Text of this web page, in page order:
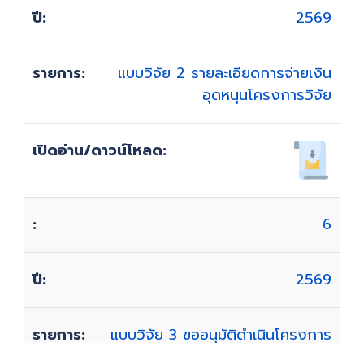
2569
แบบวิจัย 2 รายละเอียดการจ่ายเงิน
อุดหนุนโครงการวิจัย
6
2569
แบบวิจัย 3 ขออนุมัติดำเนินโครงการ